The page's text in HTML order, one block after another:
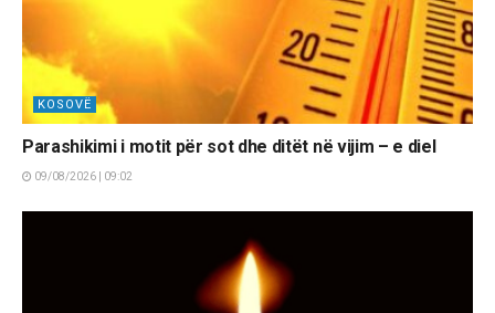
KOSOVË
Parashikimi i motit për sot dhe ditët në vijim – e diel
09/08/2026 | 09:02